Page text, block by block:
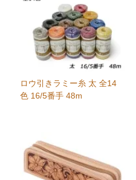
ロウ引きラミー糸 太 全14
色 16/5番手 48m